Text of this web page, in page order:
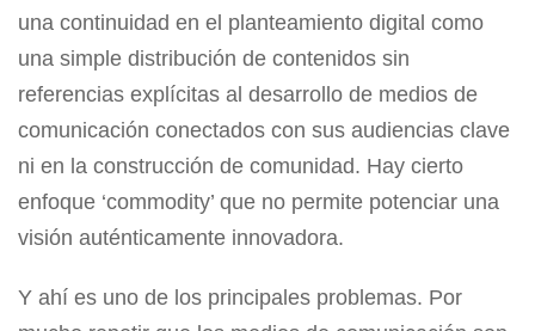
una continuidad en el planteamiento digital como
una simple distribución de contenidos sin
referencias explícitas al desarrollo de medios de
comunicación conectados con sus audiencias clave
ni en la construcción de comunidad. Hay cierto
enfoque ‘commodity’ que no permite potenciar una
visión auténticamente innovadora.
Y ahí es uno de los principales problemas. Por